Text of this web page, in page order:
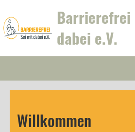
dabei e.V.
Willkommen